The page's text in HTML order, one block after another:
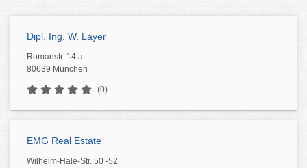
Dipl. Ing. W. Layer
Romanstr. 14 a
80639 München
(0)
EMG Real Estate
Wilhelm-Hale-Str. 50 -52